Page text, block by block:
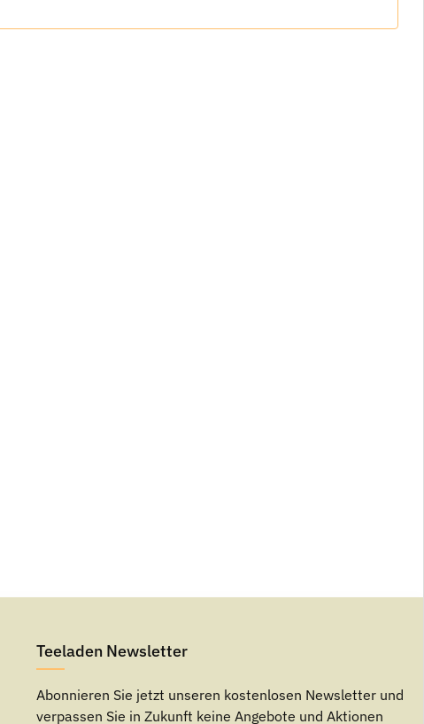
Teeladen Newsletter
Abonnieren Sie jetzt unseren kostenlosen Newsletter und
verpassen Sie in Zukunft keine Angebote und Aktionen